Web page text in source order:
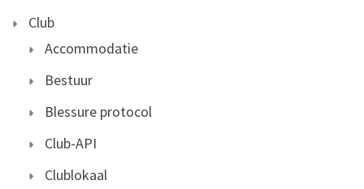
Club
Accommodatie
Bestuur
Blessure protocol
Club-API
Clublokaal